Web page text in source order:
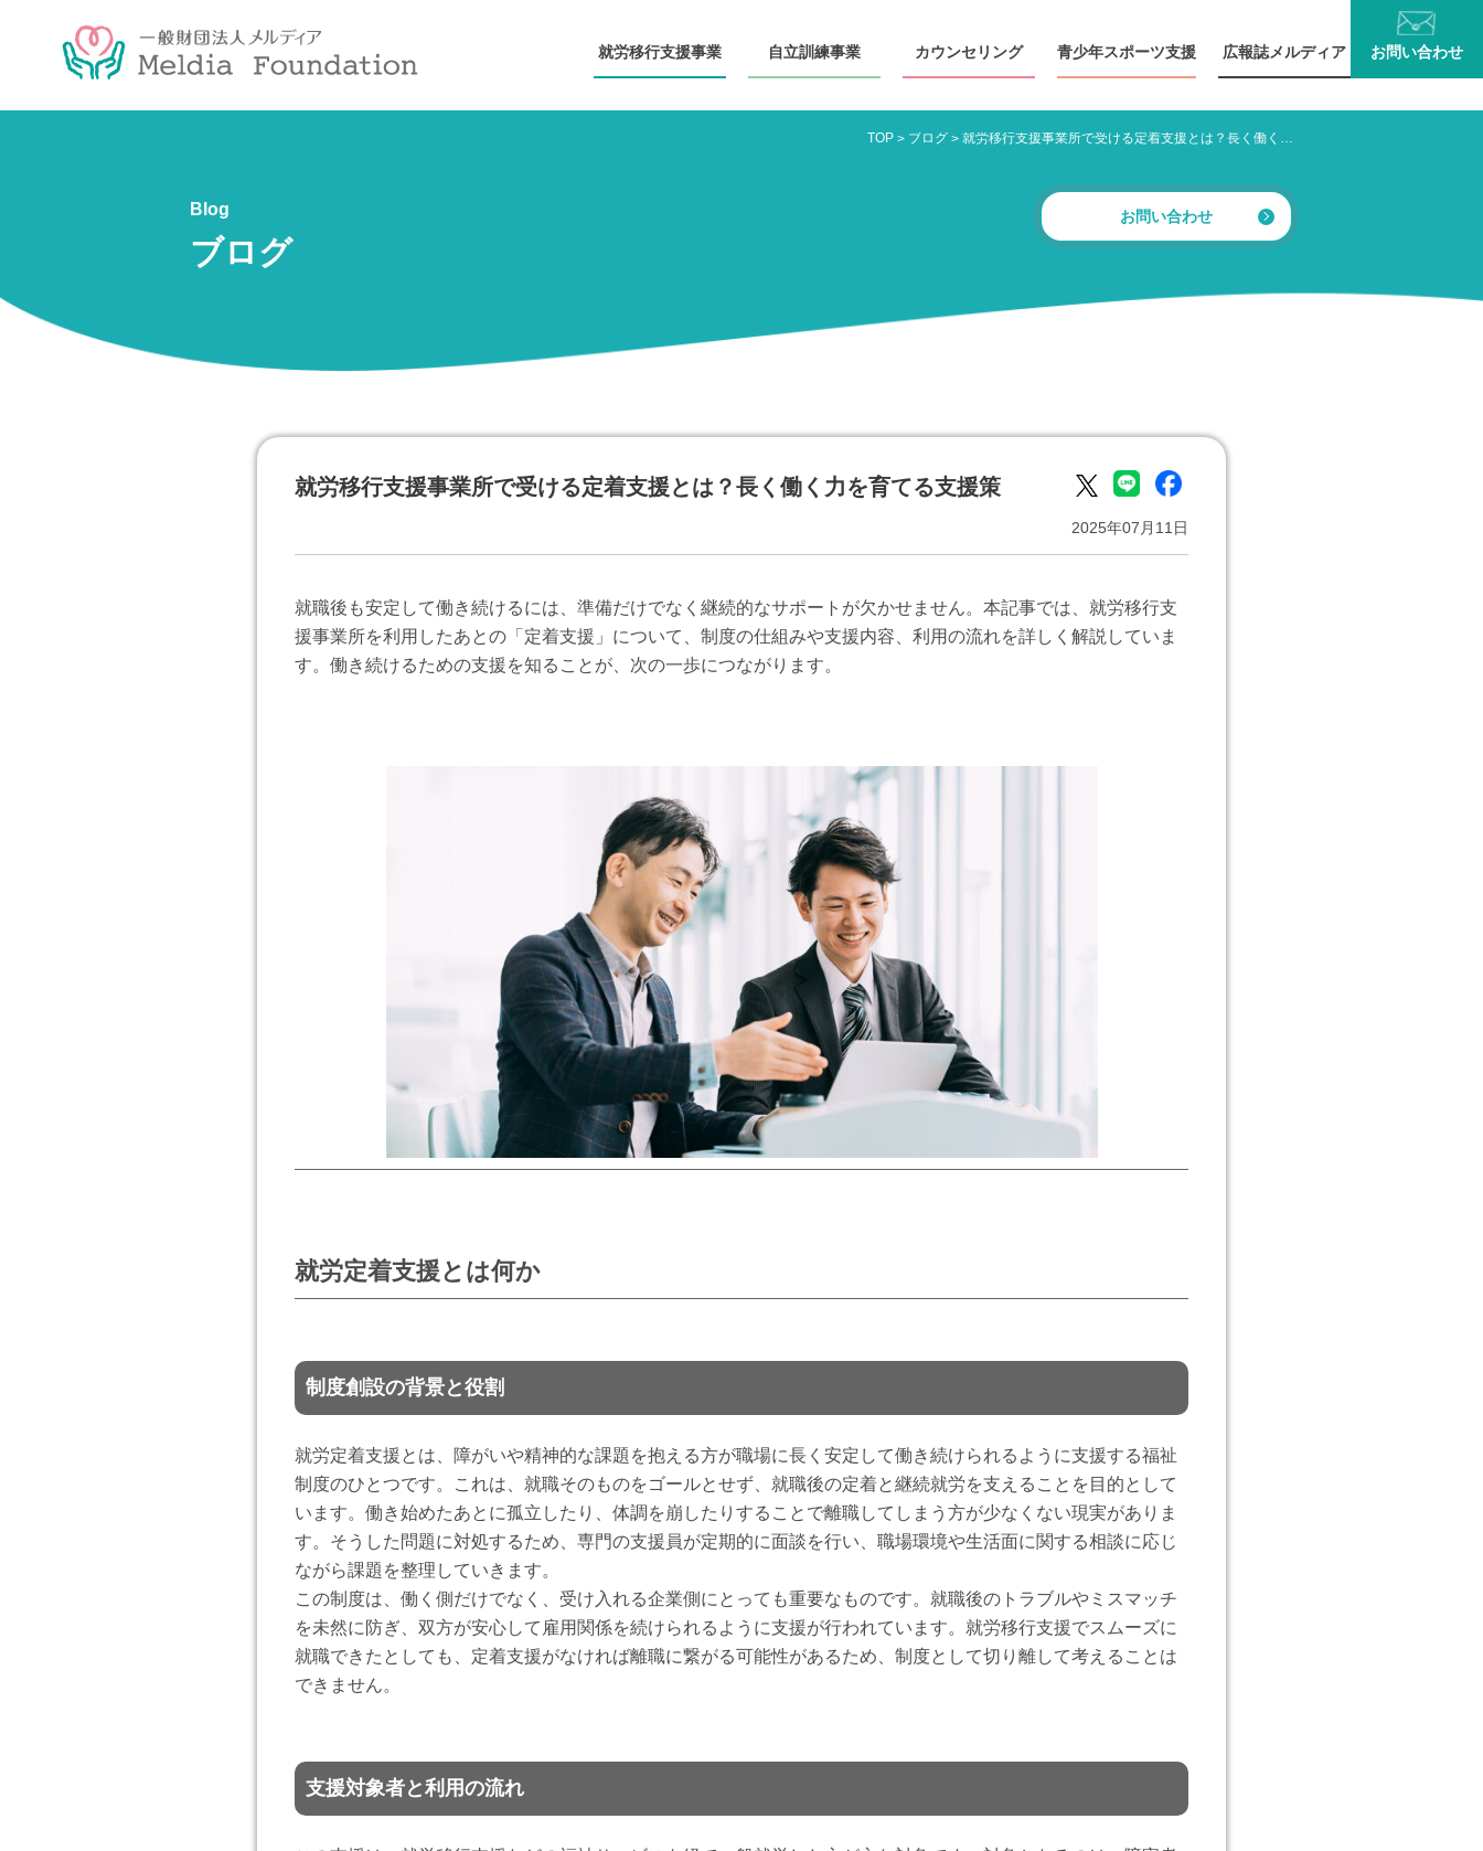
就労移行支援事業 自立訓練事業 カウンセ リング 青少年スポーツ支援 広報誌メルディア お問い合わせ
Blog
ブログ
TOP > ブログ > 就労移行支援事業所で受ける定着支援とは？長く働く力を育てる支援策
お問い合わせ
就労移行支援事業所で受ける定着支援とは？長く働く力を育てる支援策
2025年07月11日
就職後も安定して働き続けるには、準備だけでなく継続的なサポートが欠かせません。本記事では、就労移行支
援事業所を利用したあとの「定着支援」について、制度の仕組みや支援内容、利用の流れを詳しく解説していま
す。働き続けるための支援を知ることが、次の一歩につながります。
就労定着支援とは何か
制度創設の背景と役割
就労定着支援とは、障がいや精神的な課題を抱える方が職場に長く安定して働き続けられるように支援する福祉
制度のひとつです。これは、就職そのものをゴールとせず、就職後の定着と継続就労を支えることを目的として
います。働き始めたあとに孤立したり、体調を崩したりすることで離職してしまう方が少なくない現実がありま
す。そうした問題に対処するため、専門の支援員が定期的に面談を行い、職場環境や生活面に関する相談に応じ
ながら課題を整理していきます。
この制度は、働く側だけでなく、受け入れる企業側にとっても重要なものです。就職後のトラブルやミスマッチ
を未然に防ぎ、双方が安心して雇用関係を続けられるように支援が行われています。就労移行支援でスムーズに
就職できたとしても、定着支援がなければ離職に繋がる可能性があるため、制度として切り離して考えることは
できません。
支援対象者と利用の流れ